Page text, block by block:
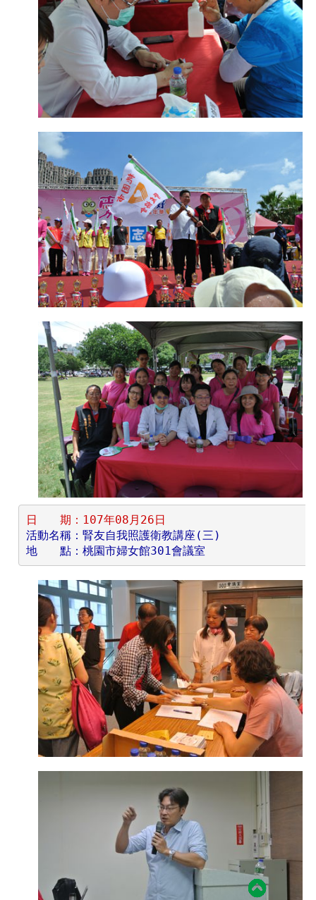
日　　期：107年08月26日
活動名稱：腎友自我照護衛教講座(三)
地　　點：桃園市婦女館301會議室